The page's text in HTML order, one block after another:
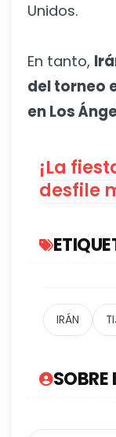
Unidos.
En tanto,
del torneo
en Los
¡La
desfile
IRÁN
SOBRE